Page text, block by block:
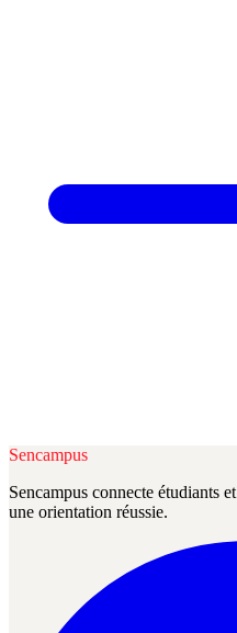
Sencampus
Sencampus connecte étudiants
une orientation réussie.